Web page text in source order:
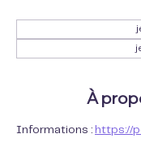
À
Informations : https://